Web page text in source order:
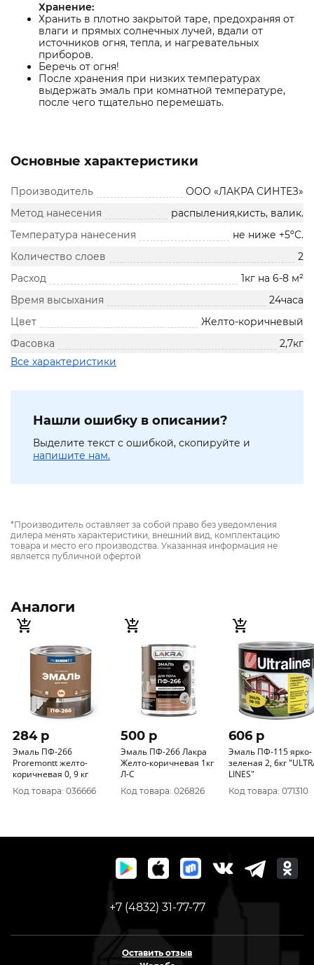
Хранение:
Хранить в плотно закрытой таре, предохраняя от
влаги и прямых солнечных лучей, вдали от
источников огня, тепла, и нагревательных
приборов.
Беречь от огня!
После хранения при низких температурах
выдержать эмаль при комнатной температуре,
после чего тщательно перемешать.
Основные характеристики
Производитель
ООО «ЛАКРА СИНТЕЗ»
Метод нанесения
распыления,кисть, валик.
Температура нанесения
не ниже +5ºС.
Количество слоев
2
Расход
1кг на 6-8 м²
Время высыхания
24часа
Цвет
Желто-коричневый
Фасовка
2,7кг
Все характеристики
Нашли ошибку в описании?
Выделите текст с ошибкой, скопируйте и
напишите нам.
*Производитель оставляет за собой право без уведомления
дилера менять характеристики, внешний вид, комплектацию
товара и место его производства. Указанная информация не
является публичной офертой
Аналоги
284 p
Эмаль ПФ-266
Proremontt желто-
коричневая 0, 9 кг
Код товара: 036666
500 p
Эмаль ПФ-266 Лакра
Желто-коричневая 1кг
Л-С
Код товара: 026826
606 p
Эмаль ПФ-115 ярко-
зеленая 2, 6кг
LINES"
Код товара: 071310
+7 (4832) 31-77-77
Оставить отзыв